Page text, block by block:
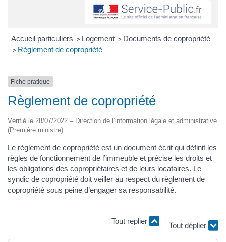
Accueil particuliers > Logement > Documents de copropriété
> Règlement de copropriété
Fiche pratique
Règlement de copropriété
Vérifié le 28/07/2022 – Direction de l’information légale et administrative
(Première ministre)
Le règlement de copropriété est un document écrit qui définit les
règles de fonctionnement de l’immeuble et précise les droits et
les obligations des copropriétaires et de leurs locataires. Le
syndic de copropriété doit veiller au respect du règlement de
copropriété sous peine d’engager sa responsabilité.
Tout replier
Tout déplier